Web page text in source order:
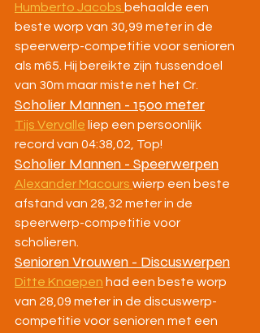
Humberto Jacobs behaalde een
beste worp van 30,99 meter in de
speerwerp-competitie voor senioren
als m65. Hij bereikte zijn tussendoel
van 30m maar miste net het Cr.
Scholier Mannen - 1500 meter
Tijs Vervalle liep een persoonlijk
record van 04:38,02, Top!
Scholier Mannen - Speerwerpen
Alexander Macours wierp een beste
afstand van 28,32 meter in de
speerwerp-competitie voor
scholieren.
Senioren Vrouwen - Discuswerpen
Ditte Knaepen had een beste worp
van 28,09 meter in de discuswerp-
competitie voor senioren met een